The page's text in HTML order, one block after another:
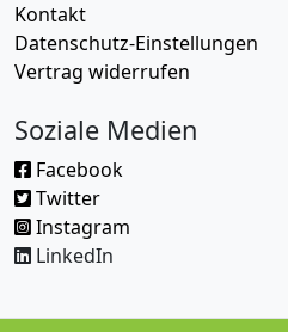
Kontakt
Datenschutz-Einstellungen
Vertrag widerrufen
Soziale Medien
Facebook
Twitter
Instagram
LinkedIn